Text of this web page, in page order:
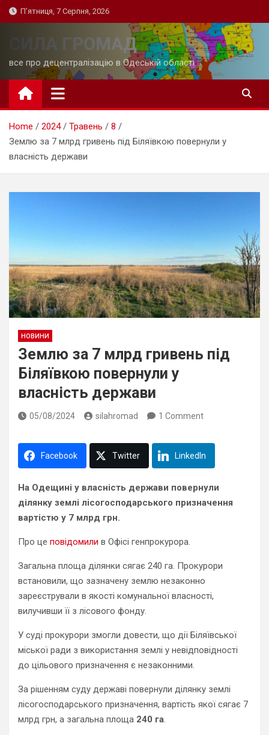
Skip
to
П’ятниця, 7 Серпня, 2026
СИЛА ГРОМАД
все про децентралізацію в Одеській області
Home 2024 Травень
8
Землю за 7 млрд гривень під Біляївкою повернули у
власність держави
НОВИНИ
Землю за 7 млрд гривень під
Біляївкою повернули у
власність держави
05/08/2024 silahromad 1 Comment
Facebook Twitter LinkedIn
На Одещині у власність держави повернули
ділянку землі лісогосподарського призначення
вартістю у 7 млрд грн.
Про це повідомили в Офісі генпрокурора.
Загальна площа ділянки сягає 240 га. Прокурори
встановили, що зазначену землю незаконно
зареєстрували в якості комунальної власності,
вилучивши її з лісового фонду.
У суді прокурори змогли довести, що дії Біляївської
міської ради з використання землі у невідповідності
до цільового призначення є незаконними.
За рішенням суду державі повернули ділянку землі
лісогосподарського призначення, вартість якої сягає 7
млрд грн, а загальна площа 240 га.